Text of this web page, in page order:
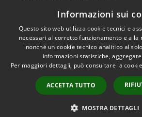
Accessibilità
Privacy
Mappa del sito
Feedback accessibilità
Informazioni sui
Questo sito web utilizza cookie tecnici e
necessari al corretto funzionamento e alla
nonché un cookie tecnico analitico al
informazioni statistiche,
Per maggiori dettagli, può consultare la
ACCETTA TUTTO
MOSTRA DETTAGLI